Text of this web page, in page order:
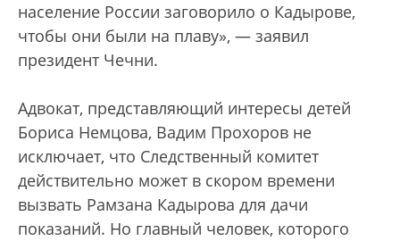
население России заговорило о Кадырове,
чтобы они были на плаву», — заявил
президент Чечни.
Адвокат, представляющий интересы детей
Бориса Немцова, Вадим Прохоров не
исключает, что Следственный комитет
действительно может в скором времени
вызвать Рамзана Кадырова для дачи
показаний. Но главный человек, которого